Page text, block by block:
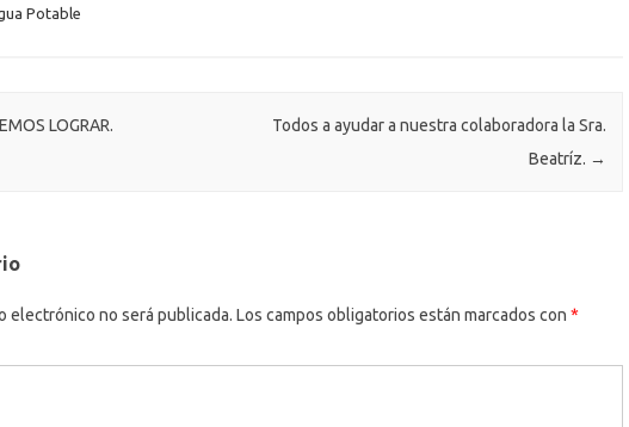
ail lo
c
Potable
LOGRAR.
Todos a ayudar a nuestra colaboradora la Sra.
Beatríz. →
electrónico no será publicada. Los campos obligatorios están marcados con *